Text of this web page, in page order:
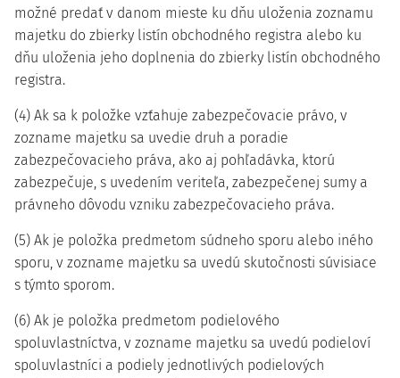
možné predať v danom mieste ku dňu uloženia zoznamu
majetku do zbierky listín obchodného registra alebo ku
dňu uloženia jeho doplnenia do zbierky listín obchodného
registra.
(4) Ak sa k položke vzťahuje zabezpečovacie právo, v
zozname majetku sa uvedie druh a poradie
zabezpečovacieho práva, ako aj pohľadávka, ktorú
zabezpečuje, s uvedením veriteľa, zabezpečenej sumy a
právneho dôvodu vzniku zabezpečovacieho práva.
(5) Ak je položka predmetom súdneho sporu alebo iného
sporu, v zozname majetku sa uvedú skutočnosti súvisiace
s týmto sporom.
(6) Ak je položka predmetom podielového
spoluvlastníctva, v zozname majetku sa uvedú podieloví
spoluvlastníci a podiely jednotlivých podielových